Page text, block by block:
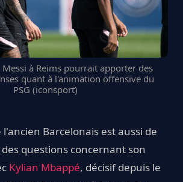
Messi à Reims pourrait apporter des
quant à l'animation offensive du
PSG (iconsport)
l'ancien Barcelonais est aussi de
questions concernant son
Kylian Mbappé, décisif depuis le